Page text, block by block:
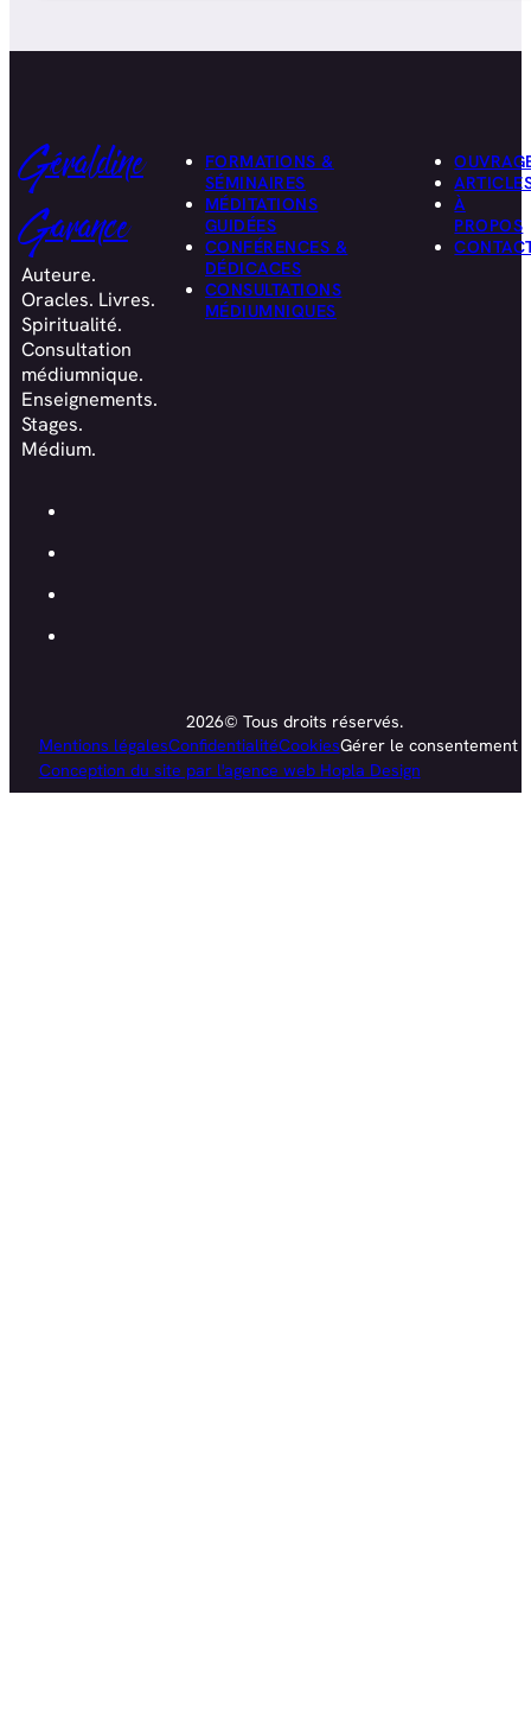
Géraldine
Garance
Auteure.
Oracles. Livres.
Spiritualité.
Consultation
médiumnique.
Enseignements.
Stages.
Médium.
FORMATIONS &
SÉMINAIRES
MÉDITATIONS
GUIDÉES
CONFÉRENCES &
DÉDICACES
CONSULTATIONS
MÉDIUMNIQUES
À
PROPOS
2026© Tous droits réservés.
Mentions légalesConfidentialitéCookiesGérer le consentement
Conception du site par l'agence web Hopla Design